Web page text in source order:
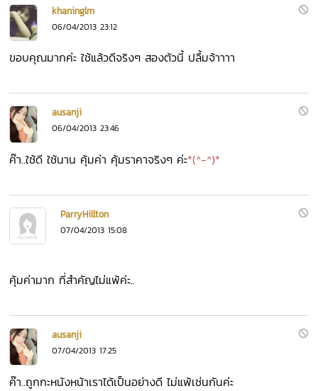
khaninglm
06/04/2013 23:12
ขอบคุณมากค่ะ ใช้แล้วดีจริงๆ สองตัวนี้ ปลื้มจ้าาาา
ausanji
06/04/2013 23:46
ค๊า..ใช้ดี ใช้นาน คุ้มค่า คุ้มราคาจริงๆ ค่ะ*(^-^)*
ParryHillton
07/04/2013 15:08
คุ้มค่ามาก ที่สำคัญไม่แพ้ค่ะ..
ausanji
07/04/2013 17:25
ค๊า..ถูกกะหนังหน้าเราได้เป็นอย่างดี ไม่แพ้เช่นกันค่ะ